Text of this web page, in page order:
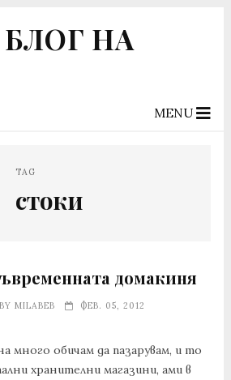
НА
MENU
TAG
стоки
домакиня
BY MILABEB
ФЕВ. 05, 2012
много обичам да пазарувам, и то
хранителни магазини, ами в